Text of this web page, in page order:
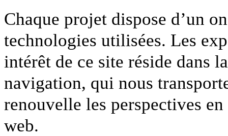
Chaque projet dispose d’un
technologies utilisées. Les
intérêt de ce site réside dans
navigation, qui nous
renouvelle les perspectives
web.